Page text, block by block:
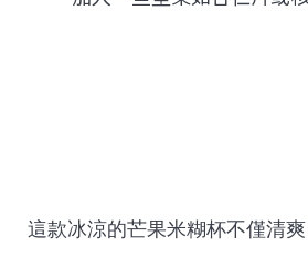
這款冰涼的芒果米糊杯不僅清